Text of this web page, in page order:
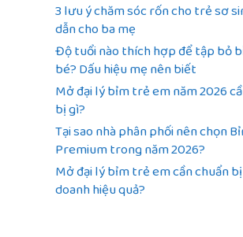
3 lưu ý chăm sóc rốn cho trẻ sơ
dẫn cho ba mẹ
Độ tuổi nào thích hợp để tập bỏ
bé? Dấu hiệu mẹ nên biết
Mở đại lý bỉm trẻ em năm 2026
bị gì?
Tại sao nhà phân phối nên chọn
Premium trong năm 2026?
Mở đại lý bỉm trẻ em cần chuẩn
doanh hiệu quả?